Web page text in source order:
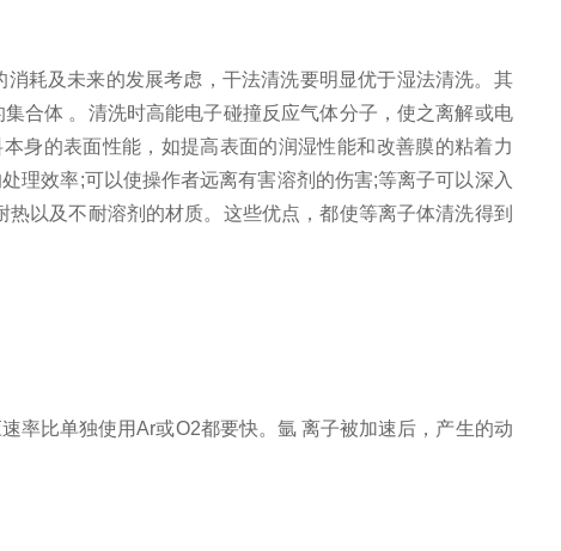
耗及未来的发展考虑，干法清洗要明显优于湿法清洗。其
合体 。清洗时高能电子碰撞反应气体分子，使之离解或电
身的表面性能，如提高表面的润湿性能和改善膜的粘着力
理效率;可以使操作者远离有害溶剂的伤害;等离子可以深入
以及不耐溶剂的材质。这些优点，都使等离子体清洗得到
比单独使用Ar或O2都要快。氩 离子被加速后，产生的动